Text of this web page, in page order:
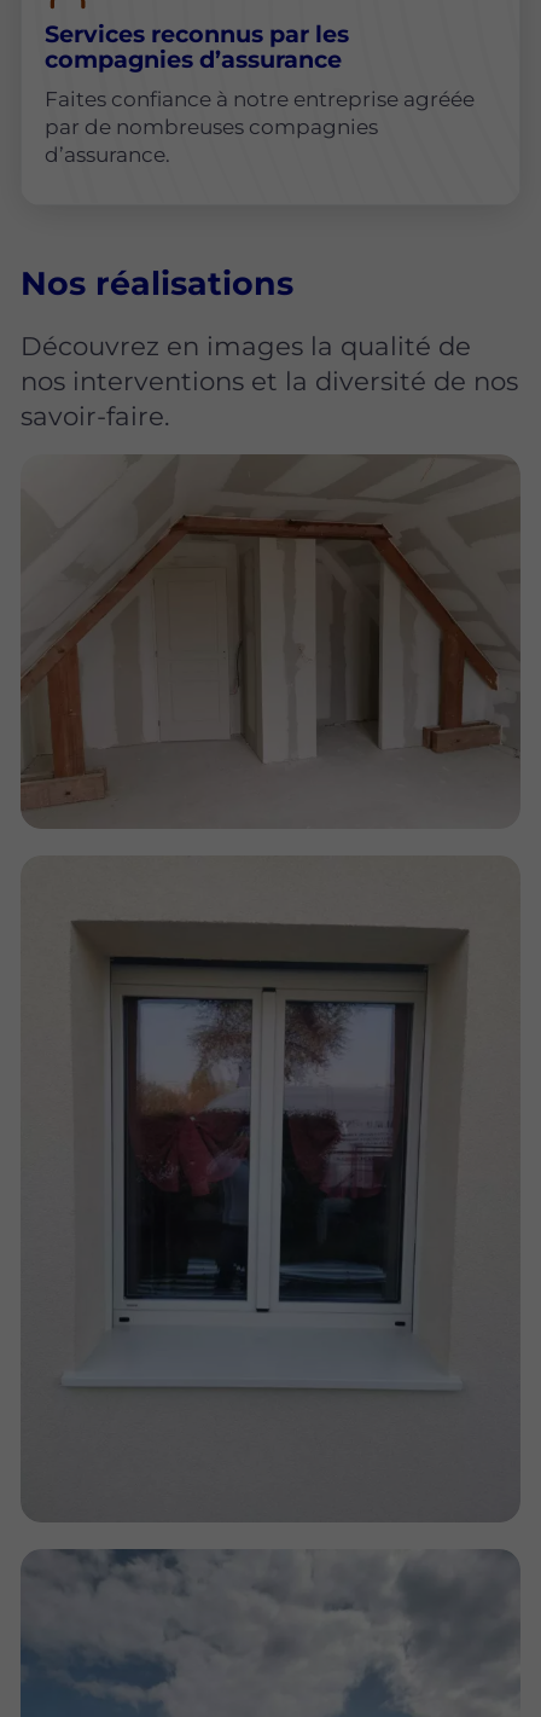
Services reconnus par les
compagnies d’assurance
Faites confiance à notre entreprise agréée
par de nombreuses compagnies
d’assurance.
Nos réalisations
Découvrez en images la qualité de
nos interventions et la diversité de nos
savoir-faire.